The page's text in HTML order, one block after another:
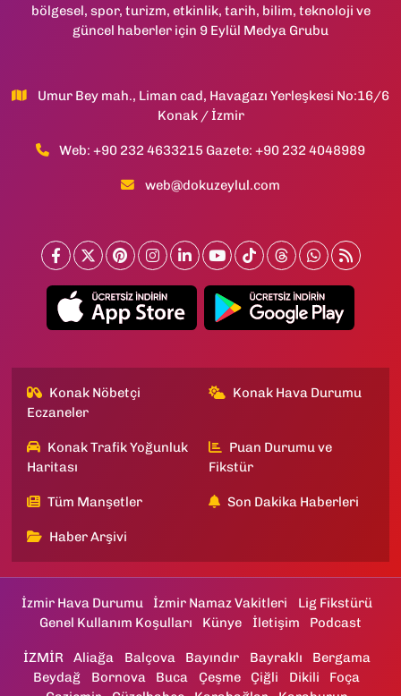
bölgesel, spor, turizm, etkinlik, tarih, bilim, teknoloji ve
güncel haberler için 9 Eylül Medya Grubu
Umur Bey mah., Liman cad, Havagazı Yerleşkesi No:16/6
Konak / İzmir
Web: +90 232 4633215 Gazete: +90 232 4048989
web@dokuzeylul.com
Konak Nöbetçi
Eczaneler
Konak Hava Durumu
Konak Trafik Yoğunluk
Haritası
Puan Durumu ve
Fikstür
Tüm Manşetler Son Dakika Haberleri
Haber Arşivi
İzmir Hava Durumu İzmir Namaz Vakitleri
Lig Fikstürü
Genel Kullanım Koşulları
Künye İletişim Podcast
İZMİR Aliağa Balçova Bayındır Bayraklı
Bergama
Beydağ
Bornova Buca Çeşme Çiğli Dikili
Foça